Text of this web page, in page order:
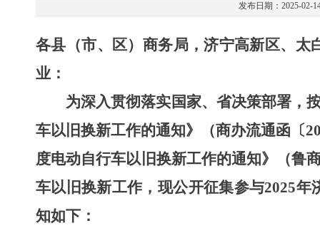
发布日期：2025-02-
各县（市、区）商务局，济宁高新区、
业：
为深入贯彻落实国家、省决策部署 ，
车以旧换新工作的通知》（商办流通函〔
度电动自行车以旧换新工作的通知》
（鲁
车以旧换新工作，现公开征集参与2025年
知如下：